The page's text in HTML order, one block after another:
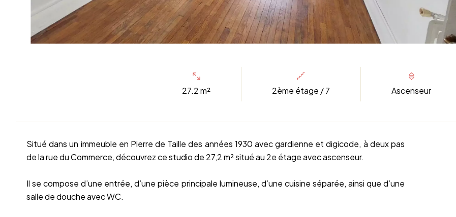
27.2 m² 2ème étage / 7 Ascenseur
Situé dans un immeuble en Pierre de Taille des années 1930 avec gardienne et digicode, à deux pas
de la rue du Commerce, découvrez ce studio de 27,2 m² situé au 2e étage avec ascenseur.
Il se compose d’une entrée, d’une pièce principale lumineuse, d’une cuisine séparée, ainsi que d’une
salle de douche avec WC.